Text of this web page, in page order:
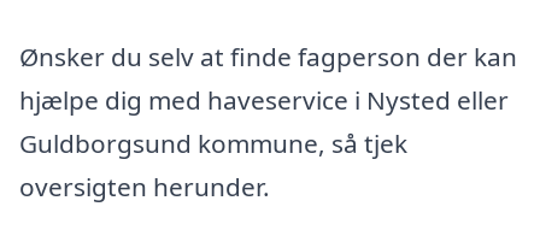
Ønsker du selv at finde fagperson der kan
hjælpe dig med haveservice i Nysted eller
Guldborgsund kommune, så tjek
oversigten herunder.